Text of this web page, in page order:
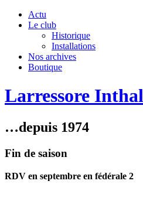
Actu
Le club
Historique
Installations
Nos archives
Boutique
Larressore
…depuis 1974
Fin de saison
RDV en septembre en fédérale 2